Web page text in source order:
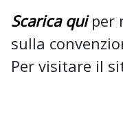
Scarica quiper
sulla
Per visitare il